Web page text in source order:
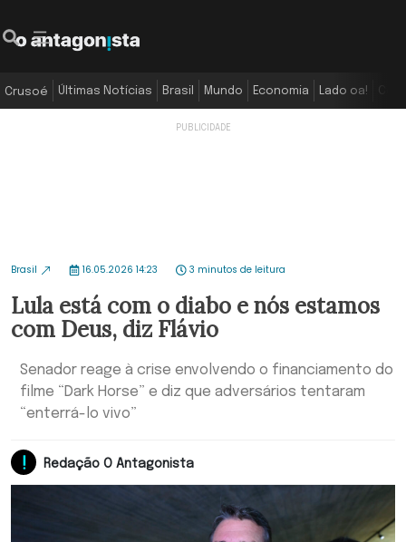
Crusoé Últimas Notícias Brasil Mundo Economia Lado oa!
Brasil 16.05.2026 14:23 3 minutos de leitura
Lula está com o diabo e nós estamos
com Deus, diz Flávio
Senador reage à crise envolvendo o financiamento do
filme “Dark Horse” e diz que adversários tentaram
“enterrá-lo vivo”
Redação O Antagonista